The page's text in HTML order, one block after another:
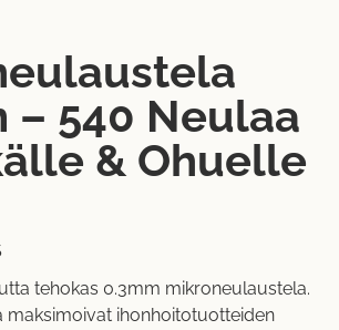
– 540 Neulaa
& Ohuelle
tehokas 0.3mm mikroneulaustela.
maksimoivat ihonhoitotuotteiden